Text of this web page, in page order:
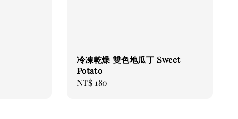
冷凍乾燥 雙色地瓜丁 Sweet
Potato
Regular
NT$ 180